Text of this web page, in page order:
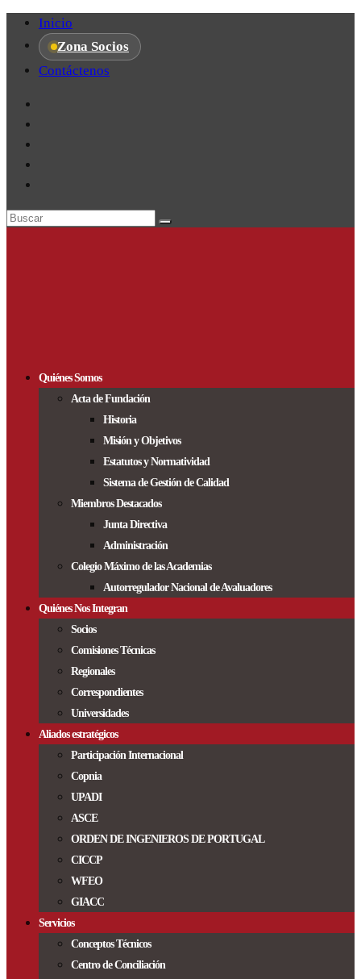
Inicio
Zona Socios
Contáctenos
Quiénes Somos
Acta de Fundación
Historia
Misión y Objetivos
Estatutos y Normatividad
Sistema de Gestión de Calidad
Miembros Destacados
Junta Directiva
Administración
Colegio Máximo de las Academias
Autorregulador Nacional de Avaluadores
Quiénes Nos Integran
Socios
Comisiones Técnicas
Regionales
Correspondientes
Universidades
Aliados estratégicos
Participación Internacional
Copnia
UPADI
ASCE
ORDEN DE INGENIEROS DE PORTUGAL
CICCP
WFEO
GIACC
Servicios
Conceptos Técnicos
Centro de Conciliación